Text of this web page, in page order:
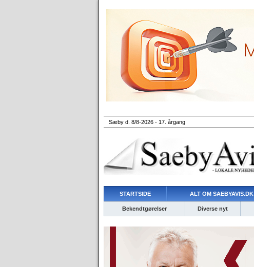
Sæby d. 8/8-2026 - 17. årgang
STARTSIDE ALT OM SAEBYAVIS.DK
Bekendtgørelser Diverse nyt